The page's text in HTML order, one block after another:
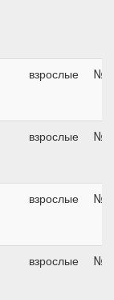
взрослые
взрослые
взрослые
взрослые